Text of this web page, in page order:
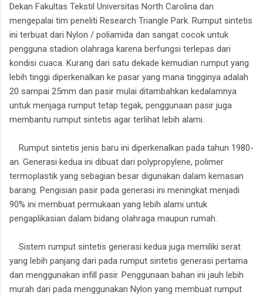
Dekan Fakultas Tekstil Universitas North Carolina dan
mengepalai tim peneliti Research Triangle Park. Rumput sintetis
ini terbuat dari Nylon / poliamida dan sangat cocok untuk
pengguna stadion olahraga karena berfungsi terlepas dari
kondisi cuaca. Kurang dari satu dekade kemudian rumput yang
lebih tinggi diperkenalkan ke pasar yang mana tingginya adalah
20 sampai 25mm dan pasir mulai ditambahkan kedalamnya
untuk menjaga rumput tetap tegak, penggunaan pasir juga
membantu rumput sintetis agar terlihat lebih alami.
Rumput sintetis jenis baru ini diperkenalkan pada tahun 1980-
an. Generasi kedua ini dibuat dari polypropylene, polimer
termoplastik yang sebagian besar digunakan dalam kemasan
barang. Pengisian pasir pada generasi ini meningkat menjadi
90% ini membuat permukaan yang lebih alami untuk
pengaplikasian dalam bidang olahraga maupun rumah.
Sistem rumput sintetis generasi kedua juga memiliki serat
yang lebih panjang dari pada rumput sintetis generasi pertama
dan menggunakan infill pasir. Penggunaan bahan ini jauh lebih
murah dari pada menggunakan Nylon yang membuat rumput